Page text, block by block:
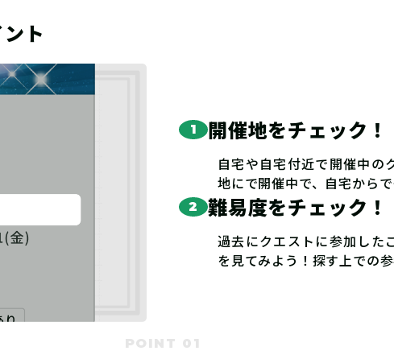
ト
1 開催地をチェック！
自宅や自宅付近で開催中の
地にで開催中で、自宅から
2 難易度をチェック！
過去にクエストに参加した
を見てみよう！探す上での
POINT 01